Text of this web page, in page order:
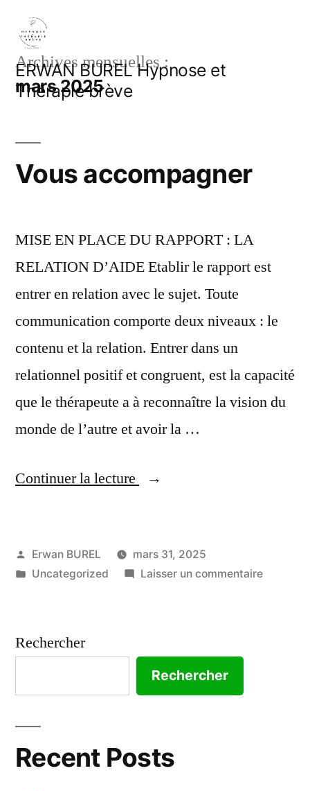
contenu
ERWAN BUREL Hypnose et
Thérapie brève
Archives mensuelles :
mars 2025
Vous accompagner
MISE EN PLACE DU RAPPORT : LA
RELATION D’AIDE Etablir le rapport est
entrer en relation avec le sujet. Toute
communication comporte deux niveaux : le
contenu et la relation. Entrer dans un
relationnel positif et congruent, est la capacité
que le thérapeute a à reconnaître la vision du
monde de l’autre et avoir la …
Continuer la lecture
« Vous
Publié
par
Erwan BUREL
mars 31, 2025
Publié
Uncategorized Laisser un commentairesur
Rechercher
Rechercher
Recent Posts